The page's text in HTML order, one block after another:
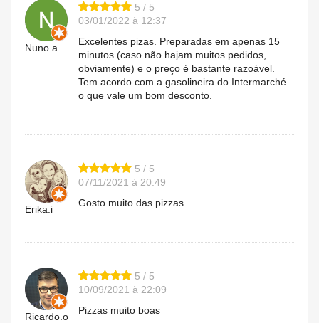
Nuno.a
5 / 5
03/01/2022 à 12:37
Excelentes pizas. Preparadas em apenas 15
minutos (caso não hajam muitos pedidos,
obviamente) e o preço é bastante razoável.
Tem acordo com a gasolineira do Intermarché
o que vale um bom desconto.
Erika.i
5 / 5
07/11/2021 à 20:49
Gosto muito das pizzas
Ricardo.o
5 / 5
10/09/2021 à 22:09
Pizzas muito boas